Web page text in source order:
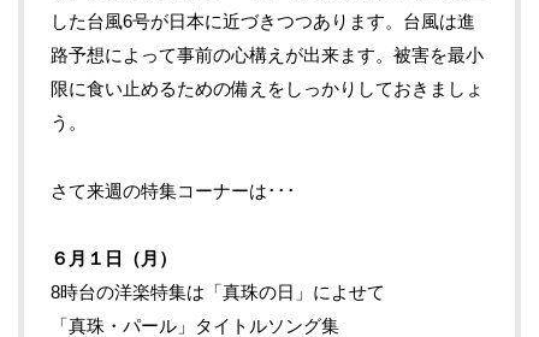
した台風6号が日本に近づきつつあります。台風は進
路予想によって事前の心構えが出来ます。被害を最小
限に食い止めるための備えをしっかりしておきましょ
う。
さて来週の特集コーナーは･･･
６月１ 日（月）
8時台の洋楽特集は「真珠の日」によせて
「真珠・パール」タイトルソング集